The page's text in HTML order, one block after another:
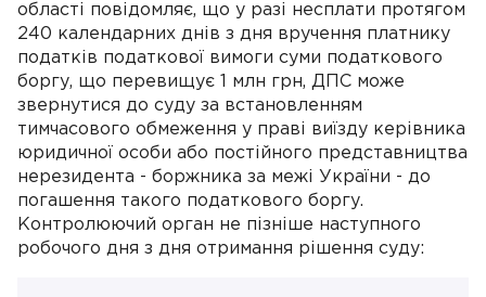
області повідомляє, що у разі несплати протягом
240 календарних днів з дня вручення платнику
податків податкової вимоги суми податкового
боргу, що перевищує 1 млн грн, ДПС може
звернутися до суду за встановленням
тимчасового обмеження у праві виїзду керівника
юридичної особи або постійного представництва
нерезидента - боржника за межі України - до
погашення такого податкового боргу.
Контролюючий орган не пізніше наступного
робочого дня з дня отримання рішення суду: